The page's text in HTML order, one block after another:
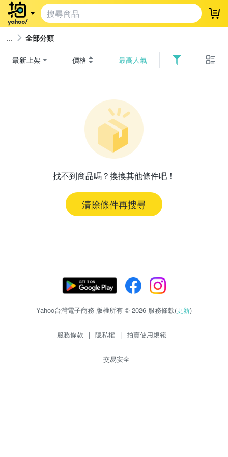
登
全部分類
最新上架 價格 最高人氣
找不到商品嗎？換換其他條件吧！
清除條件再搜尋
Yahoo台灣電子商務 版權所有 © 2026 服務條款(更新)
服務條款 | 隱私權 | 拍賣使用規範
交易安全